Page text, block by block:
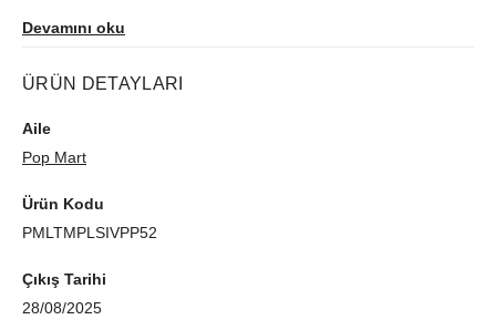
bir hediye vermek için ideal olan bu anahtarlık, benzersiz
Devamını oku
ÜRÜN DETAYLARI
Aile
Pop Mart
Ürün Kodu
PMLTMPLSIVPP52
Çıkış Tarihi
28/08/2025